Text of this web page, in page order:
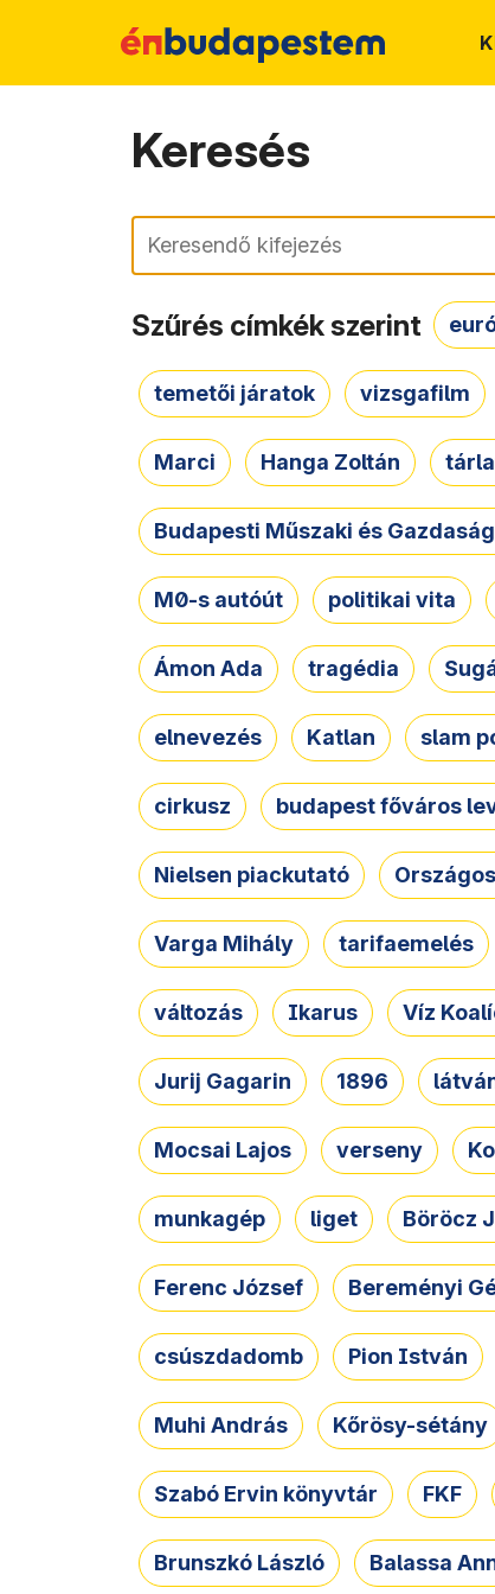
Keresés
Keresés
Szűrés címkék szerint
temetői járatok vizsgafilm
Marci Hanga Zoltán
Budapesti Műszaki és
M0-s autóút politikai vita
Ámon Ada tragédia
elnevezés Katlan slam
cirkusz budapest főváros
Nielsen piackutató
Varga Mihály tarifaemelés
változás Ikarus Víz
Jurij Gagarin 1896
Mocsai Lajos verseny
munkagép liget Böröcz
Ferenc József Bereményi
csúszdadomb Pion István
Muhi András Kőrösy-sétány
Szabó Ervin könyvtár FKF
Brunszkó László Balassa